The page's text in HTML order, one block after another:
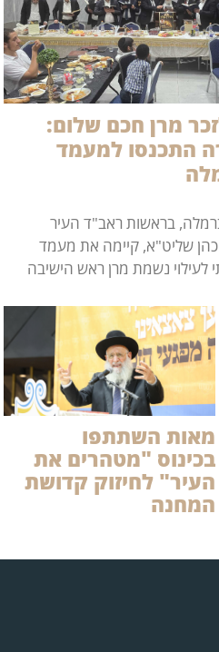
מרן חכם שלום:
התכנסו למעמד
בראשות ראב"ד העיר
שליט"א, קיימה את מעמד
לעילוי נשמת מרן ראש הישיבה
מאות השתתפו
בכינוס "מטהרים את
העיר" לחיזוק קדושת
המחנה